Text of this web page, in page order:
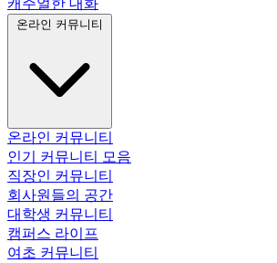
캐주얼한 대화
온라인 커뮤니티
온라인 커뮤니티
인기 커뮤니티 모음
직장인 커뮤니티
회사원들의 공간
대학생 커뮤니티
캠퍼스 라이프
여초 커뮤니티